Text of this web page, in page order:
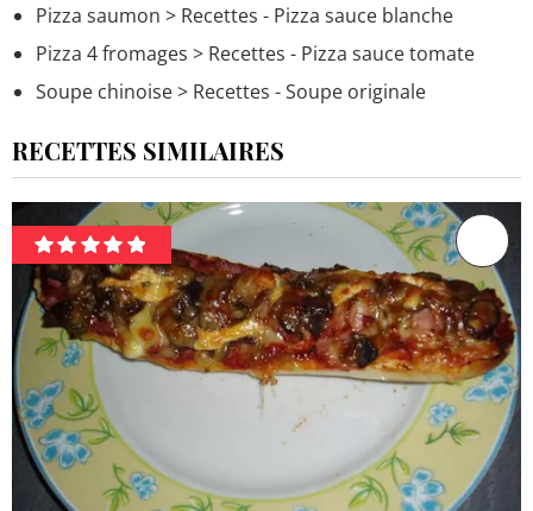
Pizza saumon > Recettes - Pizza sauce blanche
Pizza 4 fromages > Recettes - Pizza sauce tomate
Soupe chinoise> Recettes - Soupe originale
RECETTES SIMILAIRES